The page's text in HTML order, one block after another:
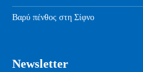
Βαρύ πένθος στη Σίφνο
Newsletter